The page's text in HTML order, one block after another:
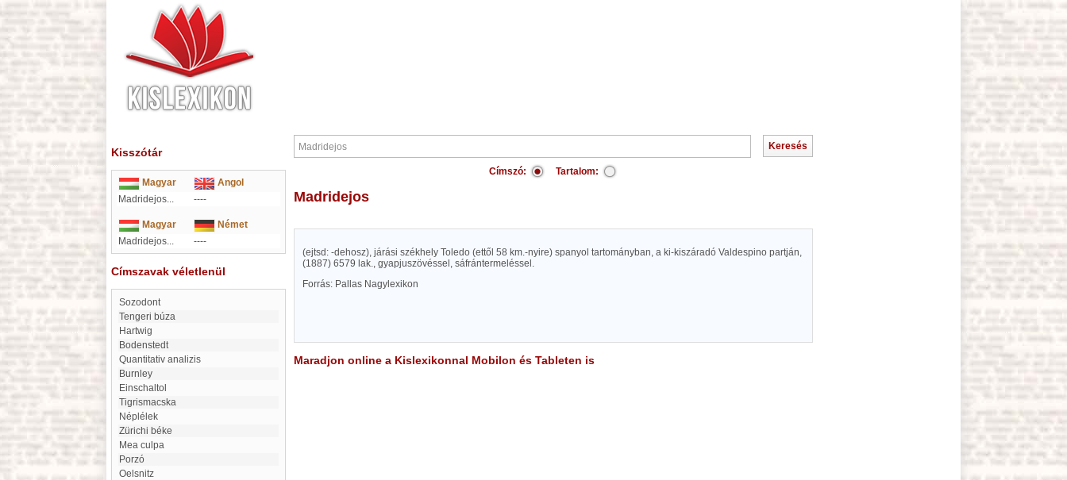
Kisszótár
Magyar
Angol
Madridejos...
----
Magyar
Német
Madridejos...
----
Címszavak véletlenül
Sozodont
Tengeri búza
Hartwig
Bodenstedt
Quantitativ analizis
Burnley
einschaltol
Tigrismacska
Néplélek
Zürichi béke
mea culpa
Porzó
Oelsnitz
Címszó: Tartalom:
Madridejos
(ejtsd: -dehosz), járási székhely Toledo (ettől 58 km.-nyire) spanyol tartományban, a ki-kiszáradó Valdespino partján,
(1887) 6579 lak., gyapjuszövéssel, sáfrántermeléssel.
Forrás: Pallas Nagylexikon
Maradjon online a Kislexikonnal Mobilon és Tableten is